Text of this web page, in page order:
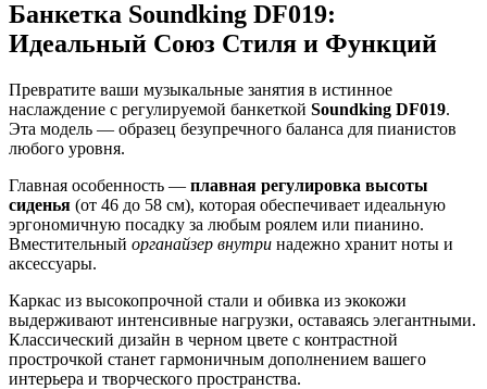
Банкетка Soundking DF019:
Идеальный Союз Стиля и Функций
Превратите ваши музыкальные занятия в истинное
наслаждение с регулируемой банкеткой Soundking DF019.
Эта модель — образец безупречного баланса для пианистов
любого уровня.
Главная особенность — плавная регулировка высоты
сиденья (от 46 до 58 см), которая обеспечивает идеальную
эргономичную посадку за любым роялем или пианино.
Вместительный органайзер внутри надежно хранит ноты и
аксессуары.
Каркас из высокопрочной стали и обивка из экокожи
выдерживают интенсивные нагрузки, оставаясь элегантными.
Классический дизайн в черном цвете с контрастной
прострочкой станет гармоничным дополнением вашего
интерьера и творческого пространства.